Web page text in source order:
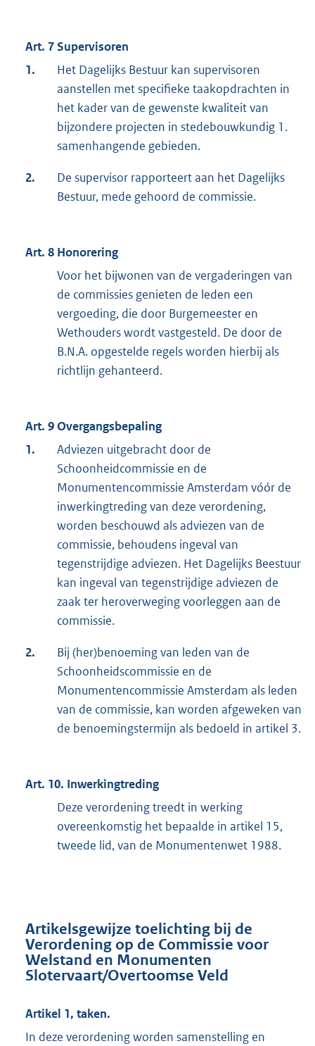
Art. 7 Supervisoren
1.
Het Dagelijks Bestuur kan supervisoren
aanstellen met specifieke taakopdrachten in
het kader van de gewenste kwaliteit van
bijzondere projecten in stedebouwkundig 1.
samenhangende gebieden.
2.
De supervisor rapporteert aan het Dagelijks
Bestuur, mede gehoord de commissie.
Art. 8 Honorering
Voor het bijwonen van de vergaderingen van
de commissies genieten de leden een
vergoeding, die door Burgemeester en
Wethouders wordt vastgesteld. De door de
B.N.A. opgestelde regels worden hierbij als
richtlijn gehanteerd.
Art. 9 Overgangsbepaling
1.
Adviezen uitgebracht door de
Schoonheidcommissie en de
Monumentencommissie Amsterdam vóór de
inwerkingtreding van deze verordening,
worden beschouwd als adviezen van de
commissie, behoudens ingeval van
tegenstrijdige adviezen. Het Dagelijks Beestuur
kan ingeval van tegenstrijdige adviezen de
zaak ter heroverweging voorleggen aan de
commissie.
2.
Bij (her)benoeming van leden van de
Schoonheidscommissie en de
Monumentencommissie Amsterdam als leden
van de commissie, kan worden afgeweken van
de benoemingstermijn als bedoeld in artikel 3.
Art. 10. Inwerkingtreding
Deze verordening treedt in werking
overeenkomstig het bepaalde in artikel 15,
tweede lid, van de Monumentenwet 1988.
Artikelsgewijze toelichting bij de
Verordening op de Commissie voor
Welstand en Monumenten
Slotervaart/Overtoomse Veld
Artikel 1, taken.
In deze verordening worden samenstelling en